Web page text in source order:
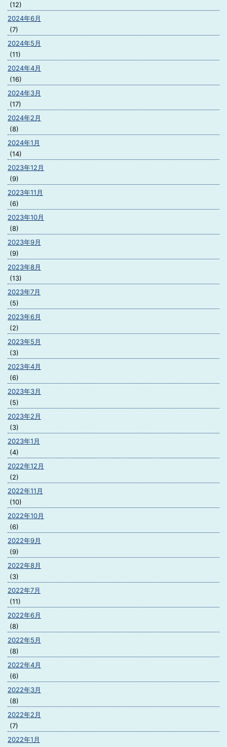
(12)
2024年6月
(7)
2024年5月
(11)
2024年4月
(16)
2024年3月
(17)
2024年2月
(8)
2024年1月
(14)
2023年12月
(9)
2023年11月
(6)
2023年10月
(8)
2023年9月
(9)
2023年8月
(13)
2023年7月
(5)
2023年6月
(2)
2023年5月
(3)
2023年4月
(6)
2023年3月
(5)
2023年2月
(3)
2023年1月
(4)
2022年12月
(2)
2022年11月
(10)
2022年10月
(6)
2022年9月
(9)
2022年8月
(3)
2022年7月
(11)
2022年6月
(8)
2022年5月
(8)
2022年4月
(6)
2022年3月
(8)
2022年2月
(7)
2022年1月